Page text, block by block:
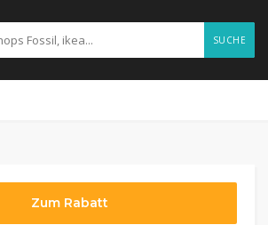
SUCHE
Zum Rabatt